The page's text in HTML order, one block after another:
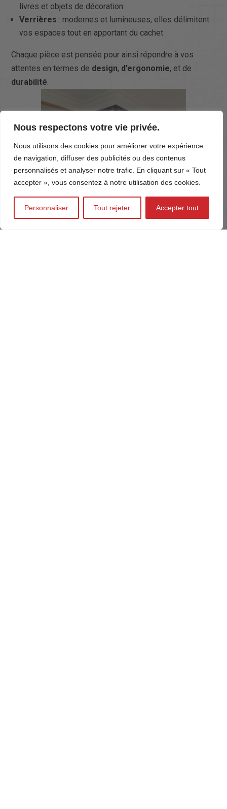
Nous respectons votre vie privée.
Nous utilisons des cookies pour améliorer votre expérience
de navigation, diffuser des publicités ou des contenus
personnalisés et analyser notre trafic. En cliquant sur « Tout
accepter », vous consentez à notre utilisation des cookies.
Personnaliser Tout rejeter Accepter tout
livres et objets de décoration.
Verrières : modernes et lumineuses, elles délimitent
vos espaces tout en apportant du cachet.
Chaque pièce est pensée pour ainsi répondre à vos
attentes en termes de design, d’ergonomie, et de
durabilité